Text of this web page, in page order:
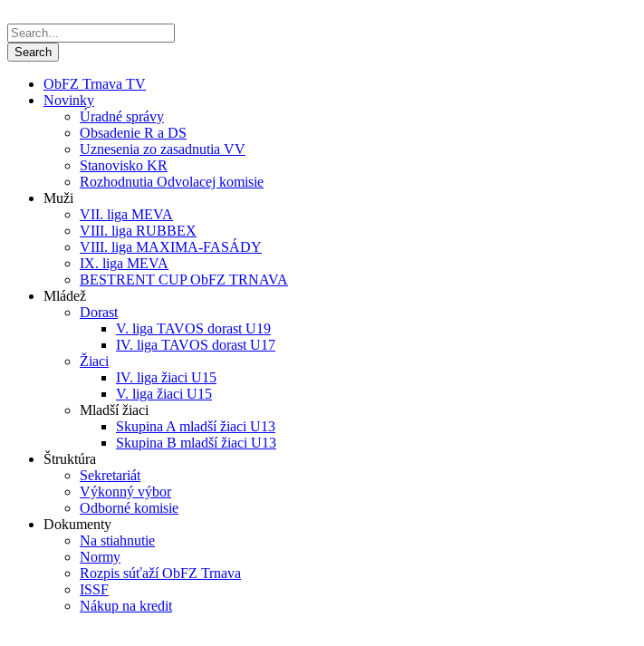
ObFZ Trnava TV
Novinky
Úradné správy
Obsadenie R a DS
Uznesenia zo zasadnutia VV
Stanovisko KR
Rozhodnutia Odvolacej komisie
Muži
VII. liga MEVA
VIII. liga RUBBEX
VIII. liga MAXIMA-FASÁDY
IX. liga MEVA
BESTRENT CUP ObFZ TRNAVA
Mládež
Dorast
V. liga TAVOS dorast U19
IV. liga TAVOS dorast U17
Žiaci
IV. liga žiaci U15
V. liga žiaci U15
Mladší žiaci
Skupina A mladší žiaci U13
Skupina B mladší žiaci U13
Štruktúra
Sekretariát
Výkonný výbor
Odborné komisie
Dokumenty
Na stiahnutie
Normy
Rozpis súťaží ObFZ Trnava
ISSF
Nákup na kredit